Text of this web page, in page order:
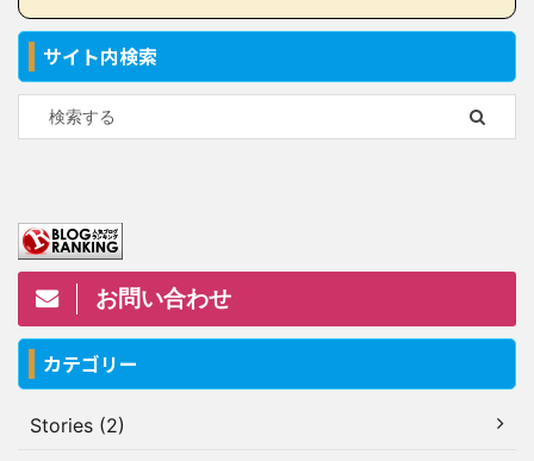
サイト内検索
お問い合わせ
カテゴリー
Stories (2)